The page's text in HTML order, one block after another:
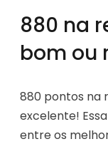
880 na
bom ou
880 pontos na
excelente!
entre os